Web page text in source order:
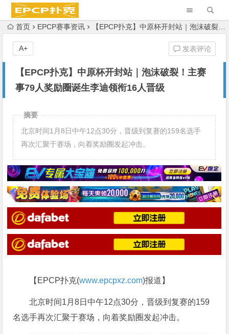
首页 EPCP赛事资讯 【EPCP扑克】中原杯开封站｜泡沫破裂！主赛事79人奖励圈诞生李迪领衔16人晋级
【EPCP扑克】中原杯开封站｜泡沫破裂！主赛
事79人奖励圈诞生李迪领衔16人晋级
发表评论
A+
摘要
北京时间1月8日中午12点30分，晋级到复赛的159名选手
再次汇聚于赛场，向着奖励圈发起冲击。
【EPCP扑克(www.epcpxz.com)报道】
北京时间1月8日中午12点30分，晋级到复赛的159
名选手再次汇聚于赛场，向着奖励圈发起冲击。